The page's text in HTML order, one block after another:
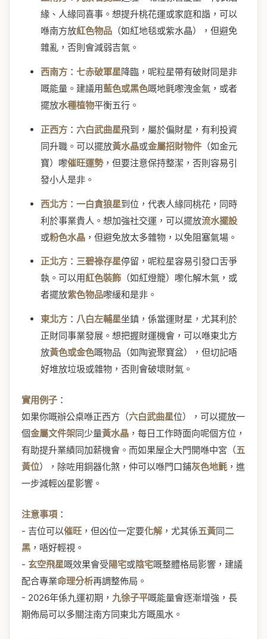
緣、人緣同喜事。想提升桃花運或家庭和諧，可以
喺南方放紅色物品 （如紅地毯或紫水晶），但避免
雜亂，否則會減弱吉氣。
西南方 ： 七赤破軍星降臨，呢粒星帶有破財同是非
嘅能量。建議用藍色或黑色嘅地氈嚟洩金氣，或者
擺放水種植物平衡五行。
正西方 ： 六白武曲星飛到，屬於偏財星，有利投資
同升職。可以擺放黃水晶或金屬招財物件 （如金元
寶）嚟催旺運勢，但要注意保持整潔，否則容易引
發小人是非。
西北方 ： 一白貪狼星到位，代表人緣同桃花，同時
利於事業貴人。想加強社交運，可以擺放流水擺設
或粉色水晶 ，但避免放太多雜物，以免阻塞氣場。
正北方 ： 三碧祿存星停留，呢粒星容易引發口舌爭
執。可以用紅色裝飾 （如紅燈籠）嚟化解木氣，或
者擺放紫色物品嚟緩和是非。
東北方 ： 八白左輔星坐鎮，係當運財星，尤其利於
正財同事業發展。想把握財運機會，可以喺東北方
放黃色或金色嘅物品（如陶瓷聚寶盆），但切記唔
好堆放垃圾或雜物，否則會破壞財氣。
實用例子 ：
如果你嘅辦公桌喺正西方（六白武曲星位），可以擺放一
個金屬文件架同少量黃水晶 ，每日工作時面向呢個方位，
有助提升業績同加薪機會。而如果屋企大門開喺中宮（五
黃位），除咗用銅器化煞，仲可以喺門口鋪灰色地氈，進
一步減輕凶星影響。
注意事項：
- 吉位可以催旺 ，但凶位一定要化解，尤其係五黃同二
黑 ，唔好輕視。
- 玄空飛星嘅效果會受陽宅或陰宅嘅整體格局影響，建議
配合專業命理分析再調整佈局。
- 2026年係九運初期， 九徐子平嘅能量會逐漸增強，長
期佈局可以多關注南方同東北方嘅風水。